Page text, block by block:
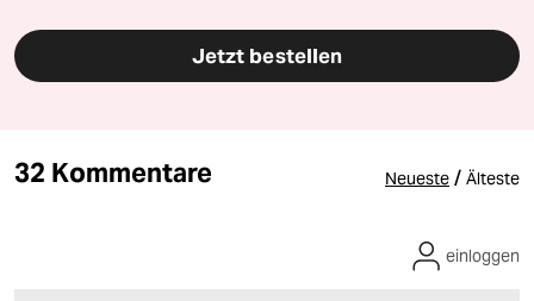
Jetzt bestellen
32 Kommentare Neueste / Älteste
einloggen